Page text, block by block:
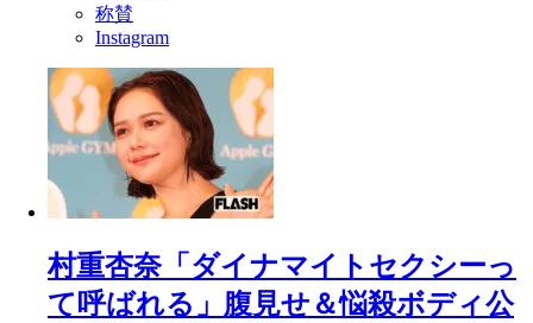
称賛
Instagram
村重杏奈「ダイナマイトセクシーっ
て呼ばれる」腹見せ＆悩殺ボディ公